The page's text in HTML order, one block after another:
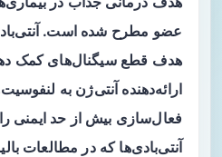
هدف قطع سیگنال‌های کمک
ارائه‌دهنده آنتی‌ژن به
فعال‌سازی بیش از حد ایمنی را
آنتی‌بادی‌ها که در مطالعات